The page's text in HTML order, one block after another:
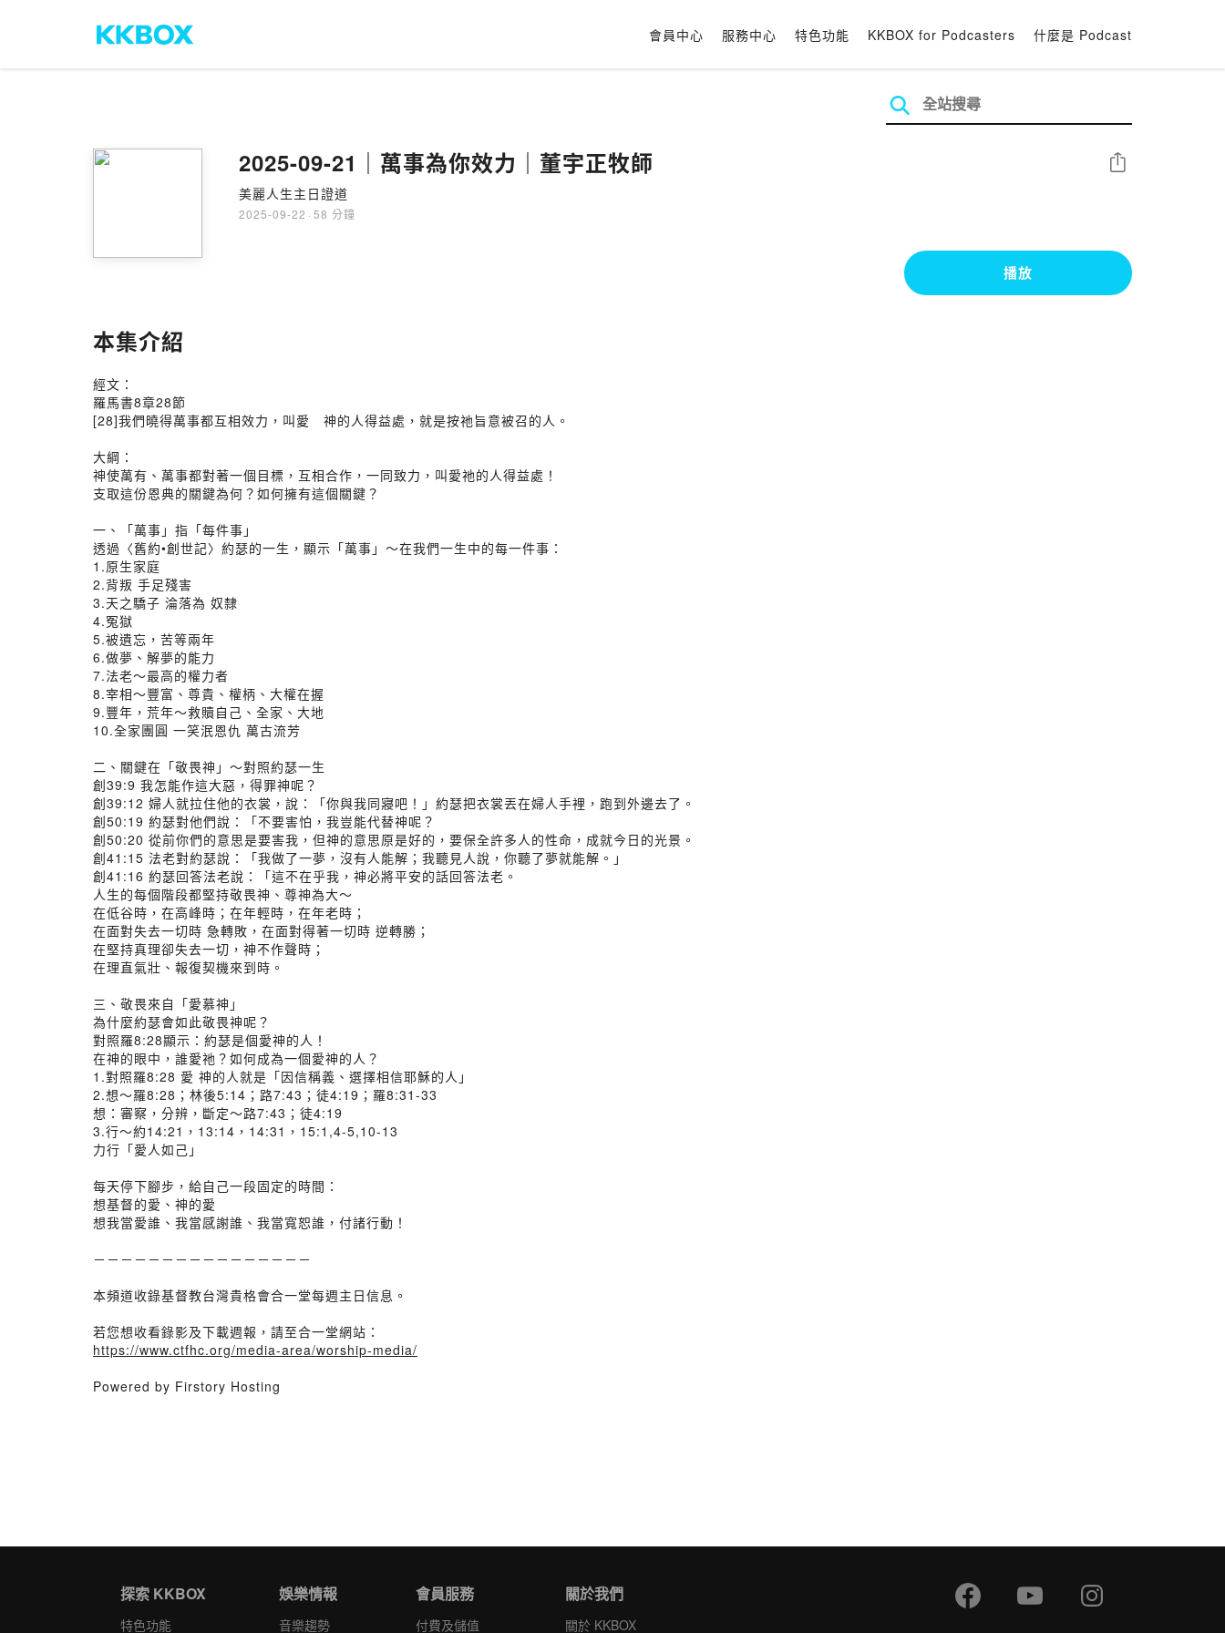
會員中心 服務中心 特色功能 KKBOX for Podcasters 什麼是 Podcast
2025-09-21｜萬事為你效力｜董宇正牧師
美麗人生主日證道
2025-09-22 · 58 分鐘
分享
播放
本集介紹
經文：
羅馬書8章28節
[28]我們曉得萬事都互相效力，叫愛 神的人得益處，就是按祂旨意被召的人。
大綱：
神使萬有、萬事都對著一個目標，互相合作，一同致力，叫愛祂的人得益處！
支取這份恩典的關鍵為何？如何擁有這個關鍵？
一、「萬事」指「每件事」
透過〈舊約•創世記〉約瑟的一生，顯示「萬事」～在我們一生中的每一件事：
1.原生家庭
2.背叛 手足殘害
3.天之驕子 淪落為 奴隸
4.冤獄
5.被遺忘，苦等兩年
6.做夢、解夢的能力
7.法老～最高的權力者
8.宰相～豐富、尊貴、權柄、大權在握
9.豐年，荒年～救贖自己、全家、大地
10.全家團圓 一笑泯恩仇 萬古流芳
二、關鍵在「敬畏神」～對照約瑟一生
創39:9 我怎能作這大惡，得罪神呢？
創39:12 婦人就拉住他的衣裳，說：「你與我同寢吧！」約瑟把衣裳丟在婦人手裡，跑到外邊去了。
創50:19 約瑟對他們說：「不要害怕，我豈能代替神呢？
創50:20 從前你們的意思是要害我，但神的意思原是好的，要保全許多人的性命，成就今日的光景。
創41:15 法老對約瑟說：「我做了一夢，沒有人能解；我聽見人說，你聽了夢就能解。」
創41:16 約瑟回答法老說：「這不在乎我，神必將平安的話回答法老。
人生的每個階段都堅持敬畏神、尊神為大～
在低谷時，在高峰時；在年輕時，在年老時；
在面對失去一切時 急轉敗，在面對得著一切時 逆轉勝；
在堅持真理卻失去一切，神不作聲時；
在理直氣壯、報復契機來到時。
三、敬畏來自「愛慕神」
為什麼約瑟會如此敬畏神呢？
對照羅8:28顯示：約瑟是個愛神的人！
在神的眼中，誰愛祂？如何成為一個愛神的人？
1.對照羅8:28 愛 神的人就是「因信稱義、選擇相信耶穌的人」
2.想～羅8:28；林後5:14；路7:43；徒4:19；羅8:31-33
想：審察，分辨，斷定～路7:43；徒4:19
3.行～約14:21，13:14，14:31，15:1,4-5,10-13
力行「愛人如己」
每天停下腳步，給自己一段固定的時間：
想基督的愛、神的愛
想我當愛誰、我當感謝誰、我當寬恕誰，付諸行動！
－－－－－－－－－－－－－－－－
本頻道收錄基督教台灣貴格會合一堂每週主日信息。
若您想收看錄影及下載週報，請至合一堂網站：
https://www.ctfhc.org/media-area/worship-media/
Powered by Firstory Hosting
探索 KKBOX
特色功能
娛樂情報
音樂趨勢
會員服務
付費及儲值
關於我們
關於 KKBOX